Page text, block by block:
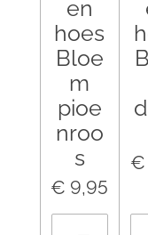
en
hoes
Bloe
m
pioe
nroo
s
€ 9,95
€